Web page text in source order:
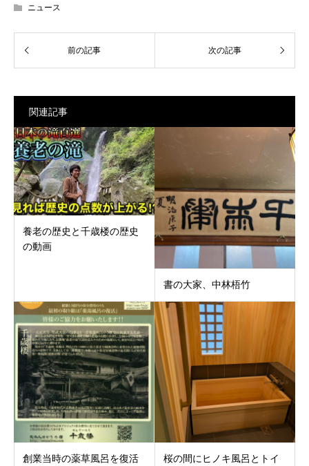
ニュース
関連記事
養老の歴史と千歳楼の歴史
の動画
書の大家、中林梧竹
創業当時の薬草風呂を復活
桜の間にヒノキ風呂とトイ